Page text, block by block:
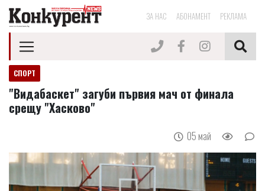
ЗА НАС АБОНАМЕНТ РЕКЛАМА
СПОРТ
"Видабаскет" загуби първия мач от финала
срещу "Хасково"
05 май